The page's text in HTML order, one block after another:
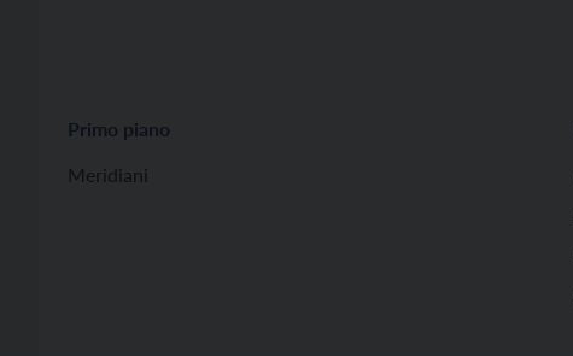
Primo piano
Meridiani